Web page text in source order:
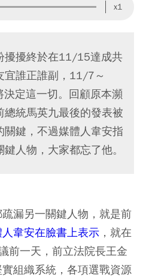
x1
擾擾終於在11/15達成共
宜誰正誰副，11/7～
定這一切。回顧原本瀕
統馬英九最後的發表被
鍵，不過媒體人韋安指
人物，大家都忘了他。
疏漏另一關鍵人物，就是前
韋安在臉書上表示 ，就在
前一天，前立法院長王金
組織系統，各項選戰資源